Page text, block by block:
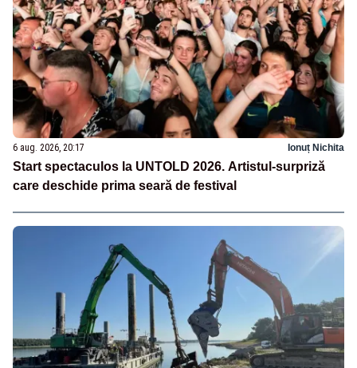
6 aug. 2026, 20:17 Ionuț Nichita
Start spectaculos la UNTOLD 2026. Artistul-surpriză
care deschide prima seară de festival